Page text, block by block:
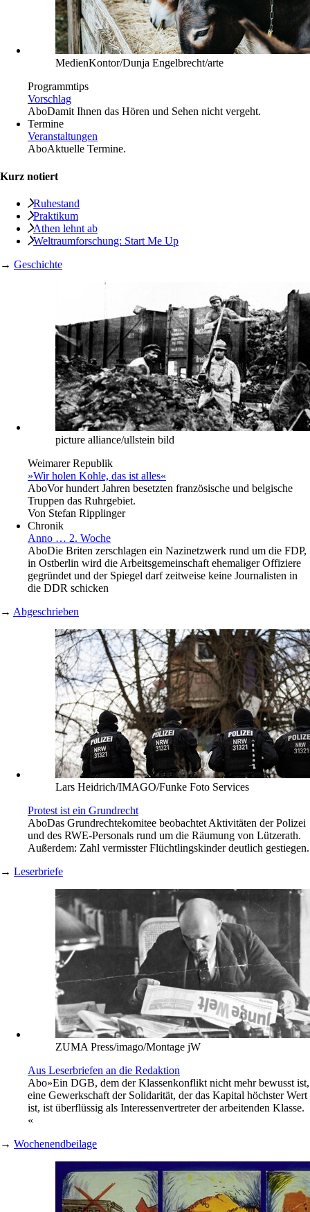
MedienKontor/Dunja Engelbrecht/arte
Programmtips
Vorschlag
AboDamit Ihnen das Hören und Sehen nicht vergeht.
Termine
Veranstaltungen
AboAktuelle Termine.
Kurz notiert
Ruhestand
Praktikum
Athen lehnt ab
Weltraumforschung: Start Me Up
→ Geschichte
picture alliance/ullstein bild
Weimarer Republik
»Wir holen Kohle, das ist alles«
AboVor hundert Jahren besetzten französische und belgische
Truppen das Ruhrgebiet.
Von Stefan Ripplinger
Chronik
Anno … 2. Woche
AboDie Briten zerschlagen ein Nazinetzwerk rund um die FDP,
in Ostberlin wird die Arbeitsgemeinschaft ehemaliger Offiziere
gegründet und der Spiegel darf zeitweise keine Journalisten in
die DDR schicken
→ Abgeschrieben
Lars Heidrich/IMAGO/Funke Foto Services
Protest ist ein Grundrecht
AboDas Grundrechtekomitee beobachtet Aktivitäten der Polizei
und des RWE-Personals rund um die Räumung von Lützerath.
Außerdem: Zahl vermisster Flüchtlingskinder deutlich gestiegen.
→ Leserbriefe
ZUMA Press/imago/Montage jW
Aus Leserbriefen an die Redaktion
Abo»Ein DGB, dem der Klassenkonflikt nicht mehr bewusst ist,
eine Gewerkschaft der Solidarität, der das Kapital höchster Wert
ist, ist überflüssig als Interessenvertreter der arbeitenden Klasse.
«
→ Wochenendbeilage